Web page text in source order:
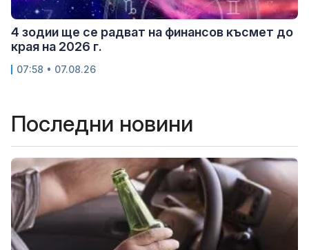
4 зодии ще се радват на финансов късмет до
края на 2026 г.
07:58 • 07.08.26
Последни новини